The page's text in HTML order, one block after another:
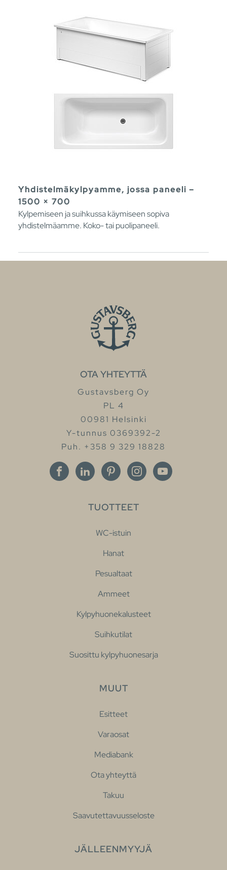
Yhdistelmäkylpyamme, jossa paneeli –
1500 × 700
Kylpemiseen ja suihkussa käymiseen sopiva
yhdistelmäamme. Koko- tai puolipaneeli.
OTA YHTEYTTÄ
Gustavsberg Oy
PL 4
00981 Helsinki
Y-tunnus 0369392-2
Puh. +358 9 329 18828
TUOTTEET
WC-istuin
Hanat
Pesualtaat
Ammeet
Kylpyhuonekalusteet
Suihkutilat
Suosittu kylpyhuonesarja
MUUT
Esitteet
Varaosat
Mediabank
Ota yhteyttä
Takuu
Saavutettavuusseloste
JÄLLEENMYYJÄ